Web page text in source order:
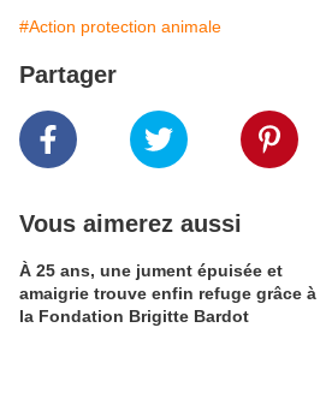
#Action protection animale
Partager
Vous aimerez aussi
À 25 ans, une jument épuisée et
amaigrie trouve enfin refuge grâce à
la Fondation Brigitte Bardot